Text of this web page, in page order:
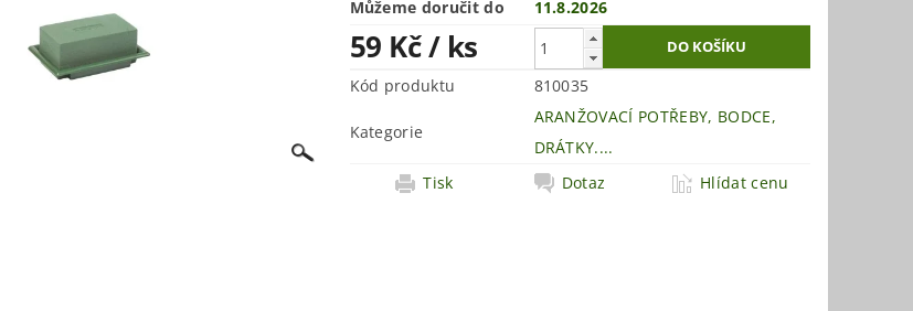
Můžeme doručit do
11.8.2026
59 Kč/ ks
Kód produktu 810035
Kategorie
ARANŽOVACÍ POTŘEBY, BODCE,
DRÁTKY....
Tisk
Dotaz Hlídat cenu